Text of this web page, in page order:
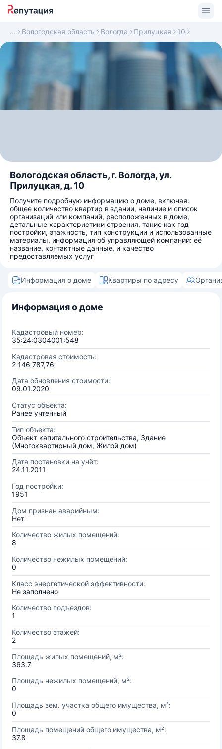
Вологодская область Вологда Прилуцкая 10
Вологодская область, г. Вологда, ул.
Прилуцкая, д. 10
Получите подробную информацию о доме, включая:
общее количество квартир в здании, наличие и список
организаций или компаний, расположенных в доме,
детальные характеристики строения, такие как год
постройки, этажность, тип конструкции и использованные
материалы, информация об управляющей компании: её
название, контактные данные, и качество
предоставляемых услуг
Информация о доме Квартиры по адресу
Информация о доме
Кадастровый номер:
35:24:0304001:548
Кадастровая стоимость:
2 146 787,76
Дата обновления стоимости:
09.01.2020
Статус объекта:
Ранее учтенный
Тип объекта:
Объект капитального строительства, Здание
(Многоквартирный дом, Жилой дом)
Дата постановки на учёт:
24.11.2011
Год постройки:
1951
Дом признан аварийным:
Нет
Количество жилых помещений:
8
Количество нежилых помещений:
0
Класс энергетической эффективности:
Не заполнено
Количество подъездов:
1
Количество этажей:
2
Площадь жилых помещений, м²:
363.7
Площадь нежилых помещений, м²:
0
Площадь зем. участка общего имущества, м²:
0
Площадь помещений общего имущества, м²:
37.8